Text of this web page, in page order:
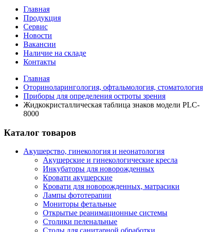
Главная
Продукция
Сервис
Новости
Вакансии
Наличие на складе
Контакты
Главная
Оториноларингология, офтальмология, стоматология
Приборы для определения остроты зрения
Жидкокристаллическая таблица знаков модели PLC-
8000
Каталог товаров
Акушерство, гинекология и неонатология
Акушерские и гинекологические креслa
Инкубаторы для новорожденных
Кровати акушерские
Кровати для новорожденных, матрасики
Лампы фототерапии
Мониторы фетальные
Открытые реанимационные системы
Столики пеленальные